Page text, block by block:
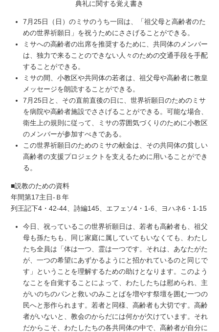
典礼に関する覚え書き
7月25日（日）のミサのうち一回は、「祖父母と高齢者のた
めの世界祈願日」を祝うためにささげることができる。
ミサへの高齢者の出席を推奨するために、共同体のメンバー
は、独力で来ることのできない人々のための交通手段を手配
することができる。
ミサの間、小教区や共同体の若者は、祖父母や高齢者に教皇
メッセージを朗読することができる。
7月25日と、その直前直後の日に、世界祈願日のためのミサ
を病院や高齢者施設でささげることができる。可能な場合、
衛生上の規則に従って、ミサの雰囲気づくりのために小教区
のメンバーが参加すべきである。
この世界祈願日のためのミサの献金は、その共同体の貧しい
高齢者の支援プロジェクトを支えるために用いることができ
る。
■説教のための資料
年間第17主日-Ｂ年
列王記下4・42-44、詩編145、エフェソ4・1-6、ヨハネ6・1-15
今日、祝っているこの世界祈願日は、若者も高齢者も、祖父
母も孫たちも、同じ家庭に属していてもいなくても、わたし
たち全員は「体は一つ、霊は一つです。それは、あなたがた
が、一つの希望にあずかるようにと招かれているのと同じで
す」ということを理解するための助けとなります。このよう
なことを自覚することによって、わたしたちは慰められ、主
がいのちのパンと救いのみことばを増やす祭壇を囲む一つの
民へと形作られます。若者と同様、高齢者も大切です。高齢
者がいないと、教会のからだには何かが欠けています。それ
だからこそ、わたしたちの各共同体の中で、高齢者が自分に